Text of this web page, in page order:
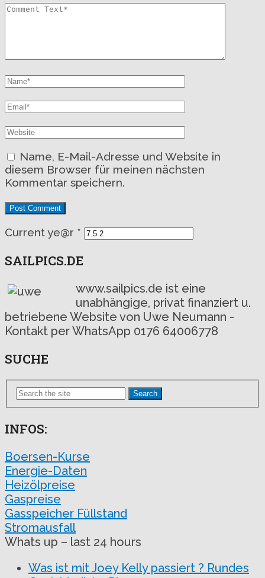
Name, E-Mail-Adresse und Website in
diesem Browser für meinen nächsten
Kommentar speichern.
Current ye@r *
SAILPICS.DE
www.sailpics.de ist eine
unabhängige, privat finanziert u.
betriebene Website von Uwe Neumann -
Kontakt per WhatsApp 0176 64006778
SUCHE
Search
INFOS:
Boersen-Kurse
Energie-Daten
Heizölpreise
Gaspreise
Gasspeicher Füllstand
Stromausfall
Whats up – last 24 hours
Was ist mit Joey Kelly passiert ? Rundes